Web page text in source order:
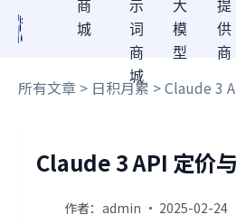
商
城
示
词
商
城
大
模
型
提
供
商
所有文章 > 日积月累 > Claude 3
Claude 3 API 定价
作者：admin · 2025-02-24